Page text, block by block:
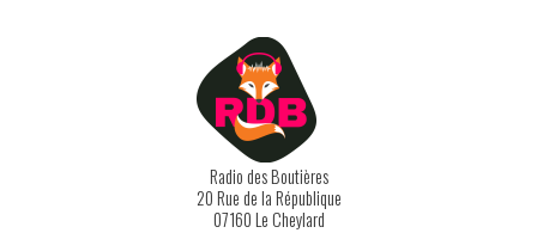
Radio des Boutières
20 Rue de la République
07160 Le Cheylard